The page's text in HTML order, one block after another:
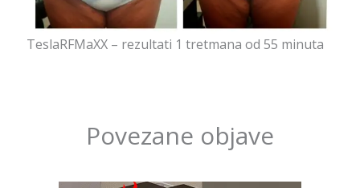
TeslaRFMaXX – rezultati 1 tretmana od 55 minuta
Povezane objave